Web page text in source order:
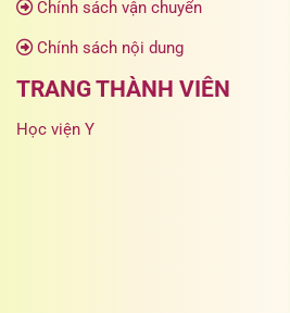
Chính sách vận chuyển
Chính sách nội dung
TRANG THÀNH VIÊN
Học viện Y